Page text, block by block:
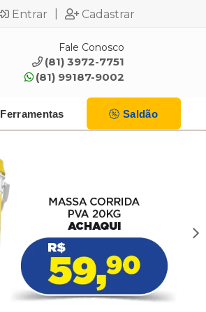
Entrar Cadastrar
Fale Conosco
(81) 3972-7751
(81) 99187-9002
Ferramentas Saldão